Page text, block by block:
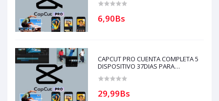
puede comprar, ) para soporte
6,90Bs
CAPCUT PRO CUENTA COMPLETA 5
DISPOSITIVO 37DIAS PARA
(solo con creditos puede comprar, )
Historial,
29,99Bs